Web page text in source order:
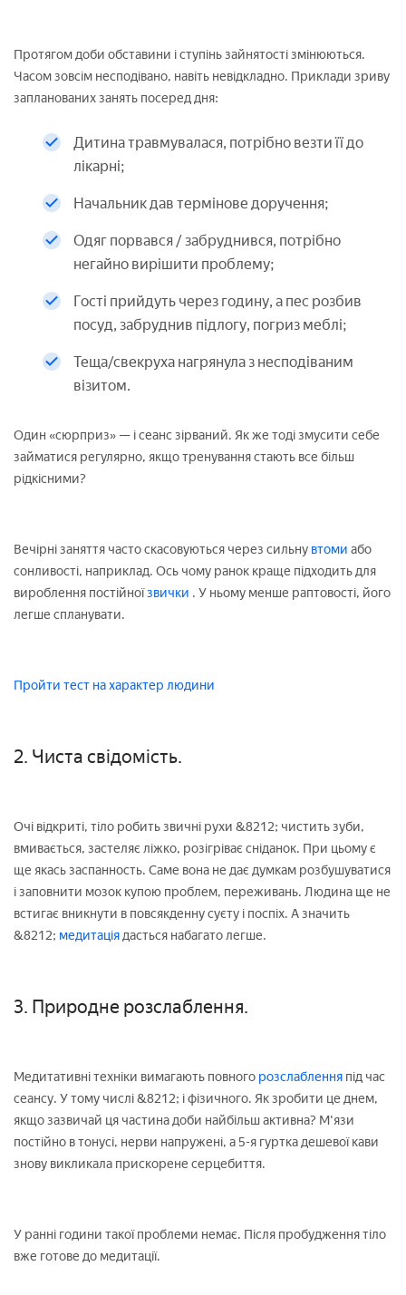
Протягом доби обставини і ступінь зайнятості змінюються.
Часом зовсім несподівано, навіть невідкладно. Приклади зриву
запланованих занять посеред дня:
Дитина травмувалася, потрібно везти її до
лікарні;
Начальник дав термінове доручення;
Одяг порвався / забруднився, потрібно
негайно вирішити проблему;
Гості прийдуть через годину, а пес розбив
посуд, забруднив підлогу, погриз меблі;
Теща/свекруха нагрянула з несподіваним
візитом.
Один «сюрприз» — і сеанс зірваний. Як же тоді змусити себе
займатися регулярно, якщо тренування стають все більш
рідкісними?
Вечірні заняття часто скасовуються через сильну втоми або
сонливості, наприклад. Ось чому ранок краще підходить для
вироблення постійноїзвички . У ньому менше раптовості, його
легше спланувати.
Пройти тест на характер людини
2. Чиста свідомість.
Очі відкриті, тіло робить звичні рухи &8212; чистить зуби,
вмивається, застеляє ліжко, розігріває сніданок. При цьому є
ще якась заспанность. Саме вона не дає думкам розбушуватися
і заповнити мозок купою проблем, переживань. Людина ще не
встигає вникнути в повсякденну суєту і поспіх. А значить
&8212; медитаціядасться набагато легше.
3. Природне розслаблення.
Медитативні техніки вимагають повного розслаблення під час
сеансу. У тому числі &8212; і фізичного. Як зробити це днем,
якщо зазвичай ця частина доби найбільш активна? М'язи
постійно в тонусі, нерви напружені, а 5-я гуртка дешевої кави
знову викликала прискорене серцебиття.
У ранні години такої проблеми немає. Після пробудження тіло
вже готове до медитації.